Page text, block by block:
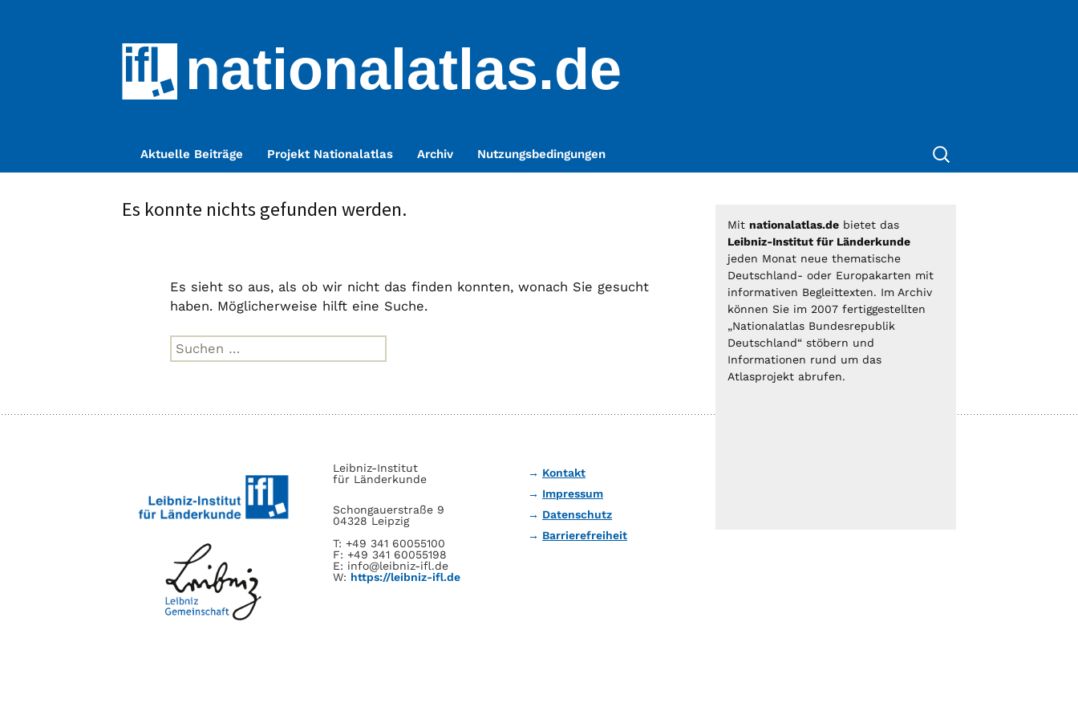
nationalatlas.de
Aktuelle Beiträge Projekt Nationalatlas Archiv Nutzungsbedingungen
Suche
nach:
Es konnte nichts gefunden werden.
Es sieht so aus, als ob wir nicht das finden konnten, wonach Sie gesucht
haben. Möglicherweise hilft eine Suche.
Suche
nach:
Mit nationalatlas.de bietet das
Leibniz-Institut für Länderkunde
jeden Monat neue thematische
Deutschland- oder Europakarten mit
informativen Begleittexten. Im Archiv
können Sie im 2007 fertiggestellten
„Nationalatlas Bundesrepublik
Deutschland“ stöbern und
Informationen rund um das
Atlasprojekt abrufen.
Leibniz-Institut
für Länderkunde
Schongauerstraße 9
04328 Leipzig
T: +49 341 60055100
F: +49 341 60055198
E: info@leibniz-ifl.de
W: https://leibniz-ifl.de
Kontakt
Impressum
Datenschutz
Barrierefreiheit